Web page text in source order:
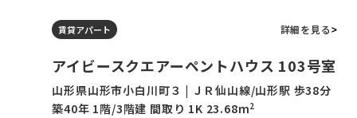
賃貸アパート 詳細を見る
アイビースクエアーペントハウス 103号室
山形県山形市小白川町３ | ＪＲ仙山線/山形駅 歩38分
築40年 1階/3階建 間取り 1K 23.68m2